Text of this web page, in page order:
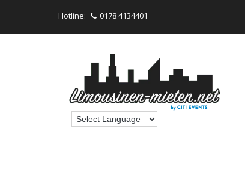
Hotline: 0178 4134401